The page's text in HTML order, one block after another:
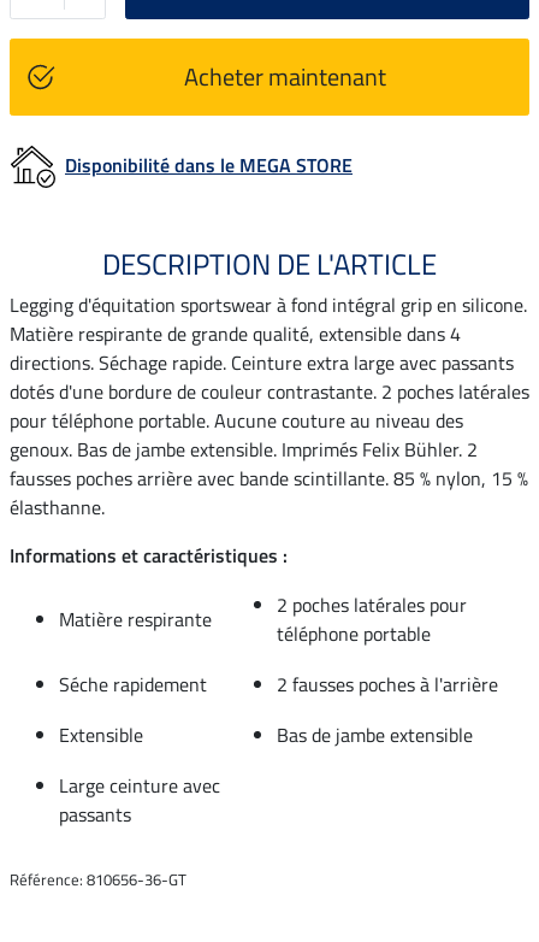
Acheter maintenant
Disponibilité dans le MEGA STORE
DESCRIPTION DE L'ARTICLE
Legging d'équitation sportswear à fond intégral grip en silicone.
Matière respirante de grande qualité, extensible dans 4
directions. Séchage rapide. Ceinture extra large avec passants
dotés d'une bordure de couleur contrastante. 2 poches latérales
pour téléphone portable. Aucune couture au niveau des
genoux. Bas de jambe extensible. Imprimés Felix Bühler. 2
fausses poches arrière avec bande scintillante. 85 % nylon, 15 %
élasthanne.
Informations et caractéristiques :
Matière respirante
2 poches latérales pour
téléphone portable
Séche rapidement
2 fausses poches à l'arrière
Extensible
Bas de jambe extensible
Large ceinture avec
passants
Référence: 810656-36-GT